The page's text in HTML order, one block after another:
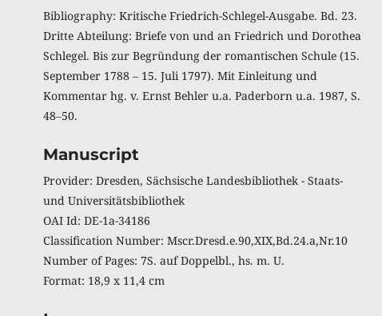
Bibliography: Kritische Friedrich-Schlegel-Ausgabe. Bd. 23.
Dritte Abteilung: Briefe von und an Friedrich und Dorothea
Schlegel. Bis zur Begründung der romantischen Schule (15.
September 1788 ‒ 15. Juli 1797). Mit Einleitung und
Kommentar hg. v. Ernst Behler u.a. Paderborn u.a. 1987, S.
48‒50.
Manuscript
Provider: Dresden, Sächsische Landesbibliothek - Staats-
und Universitätsbibliothek
OAI Id: DE-1a-34186
Classification Number: Mscr.Dresd.e.90,XIX,Bd.24.a,Nr.10
Number of Pages: 7S. auf Doppelbl., hs. m. U.
Format: 18,9 x 11,4 cm